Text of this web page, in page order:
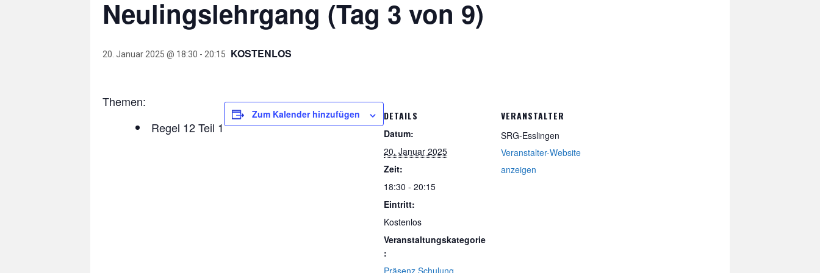
Neulingslehrgang (Tag 3 von 9)
20. Januar 2025 @ 18:30 - 20:15 KOSTENLOS
Themen:
Regel 12 Teil 1
Zum Kalender hinzufügen DETAILS
Datum:
20. Januar 2025
Zeit:
18:30 - 20:15
Eintritt:
Kostenlos
Veranstaltungskategorie
:
Präsenz Schulung
VERANSTALTER
SRG-Esslingen
Veranstalter-Website
anzeigen